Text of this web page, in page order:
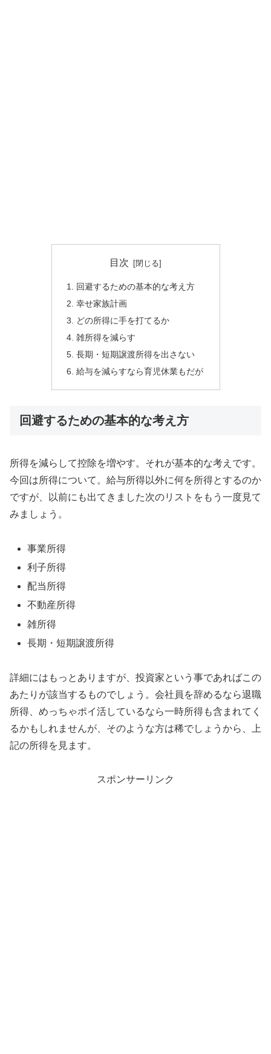
目次
回避するための基本的な考え方
幸せ家族計画
どの所得に手を打てるか
雑所得を減らす
長期・短期譲渡所得を出さない
給与を減らすなら育児休業もだが
回避するための基本的な考え方
所得を減らして控除を増やす。それが基本的な考えです。
今回は所得について。給与所得以外に何を所得とするのか
ですが、以前にも出てきました次のリストをもう一度見て
みましょう。
事業所得
利子所得
配当所得
不動産所得
雑所得
長期・短期譲渡所得
詳細にはもっとありますが、投資家という事であればこの
あたりが該当するものでしょう。会社員を辞めるなら退職
所得、めっちゃポイ活しているなら一時所得も含まれてく
るかもしれませんが、そのような方は稀でしょうから、上
記の所得を見ます。
スポンサーリンク